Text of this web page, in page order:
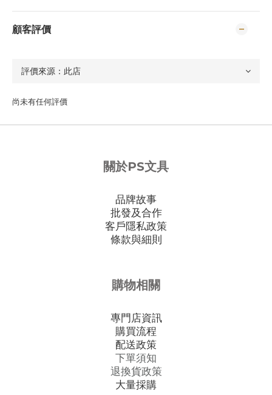
顧客評價
尚未有任何評價
關於PS文具
品牌故事
批發及合作
客戶隱私政策
條款與細則
購物相關
專門店資訊
購買流程
配送政策
下單須知
退換貨政策
大量採購